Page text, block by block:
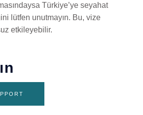
Türkiye’ye seyahat
lütfen unutmayın. Bu, vize
etkileyebilir.